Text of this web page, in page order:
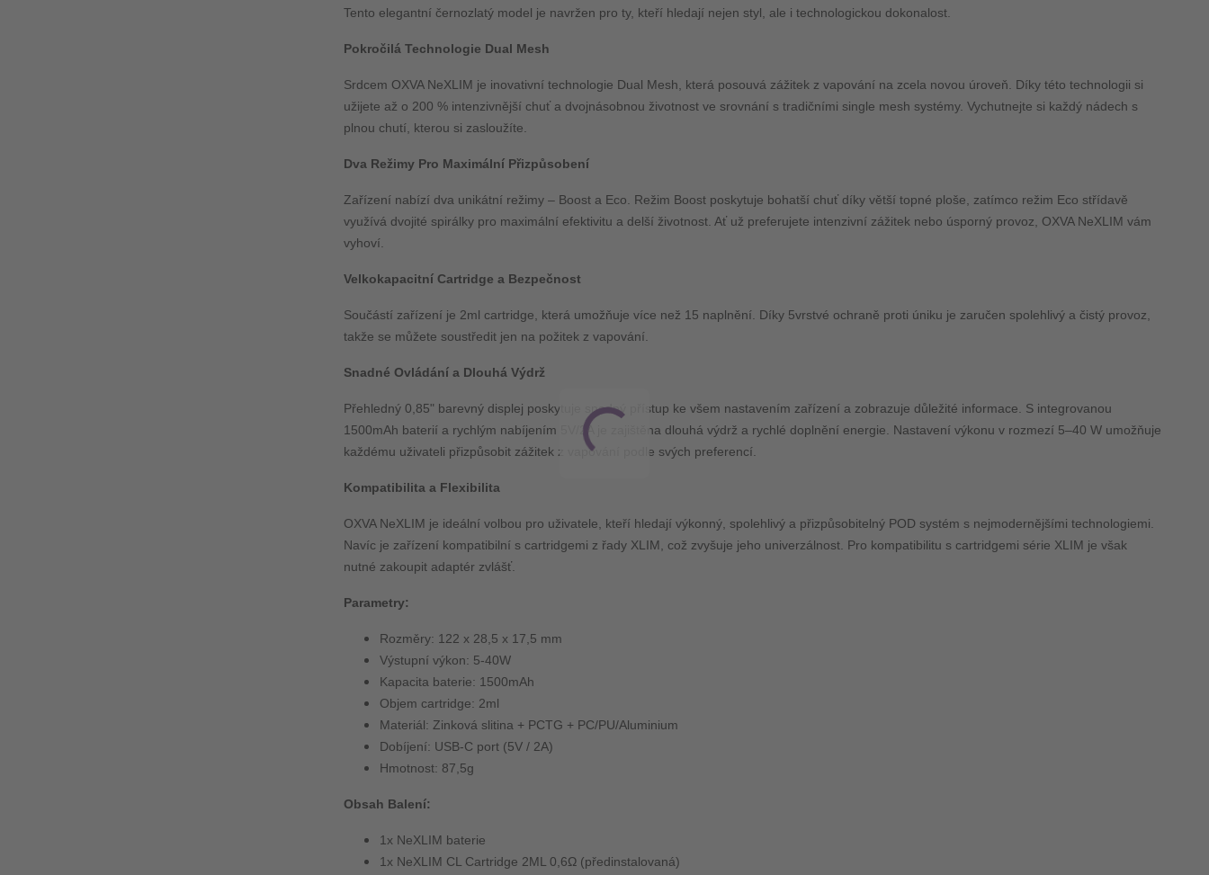
Tento elegantní černozlatý model je navržen pro ty, kteří hledají nejen styl, ale i technologickou dokonalost.
Pokročilá Technologie Dual Mesh
Srdcem OXVA NeXLIM je inovativní technologie Dual Mesh, která posouvá zážitek z vapování na zcela novou úroveň. Díky této technologii si
užijete až o 200 % intenzivnější chuť a dvojnásobnou životnost ve srovnání s tradičními single mesh systémy. Vychutnejte si každý nádech s
plnou chutí, kterou si zasloužíte.
Dva Režimy Pro Maximální Přizpůsobení
Zařízení nabízí dva unikátní režimy – Boost a Eco. Režim Boost poskytuje bohatší chuť díky větší topné ploše, zatímco režim Eco střídavě
využívá dvojité spirálky pro maximální efektivitu a delší životnost. Ať už preferujete intenzivní zážitek nebo úsporný provoz, OXVA NeXLIM vám
vyhoví.
Velkokapacitní Cartridge a Bezpečnost
Součástí zařízení je 2ml cartridge, která umožňuje více než 15 naplnění. Díky 5vrstvé ochraně proti úniku je zaručen spolehlivý a čistý provoz,
takže se můžete soustředit jen na požitek z vapování.
Snadné Ovládání a Dlouhá Výdrž
Přehledný 0,85" barevný displej poskytuje snadný přístup ke všem nastavením zařízení a zobrazuje důležité informace. S integrovanou
1500mAh baterií a rychlým nabíjením 5V/2A je zajištěna dlouhá výdrž a rychlé doplnění energie. Nastavení výkonu v rozmezí 5–40 W umožňuje
každému uživateli přizpůsobit zážitek z vapování podle svých preferencí.
Kompatibilita a Flexibilita
OXVA NeXLIM je ideální volbou pro uživatele, kteří hledají výkonný, spolehlivý a přizpůsobitelný POD systém s nejmodernějšími technologiemi.
Navíc je zařízení kompatibilní s cartridgemi z řady XLIM, což zvyšuje jeho univerzálnost. Pro kompatibilitu s cartridgemi série XLIM je však
nutné zakoupit adaptér zvlášť.
Parametry:
Rozměry: 122 x 28,5 x 17,5 mm
Výstupní výkon: 5-40W
Kapacita baterie: 1500mAh
Objem cartridge: 2ml
Materiál: Zinková slitina + PCTG + PC/PU/Aluminium
Dobíjení: USB-C port (5V / 2A)
Hmotnost: 87,5g
Obsah Balení:
1x NeXLIM baterie
1x NeXLIM CL Cartridge 2ML 0,6Ω (předinstalovaná)